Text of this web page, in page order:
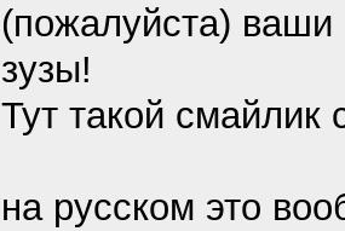
(пожалуйста)
зузы!
Тут такой
на русском это